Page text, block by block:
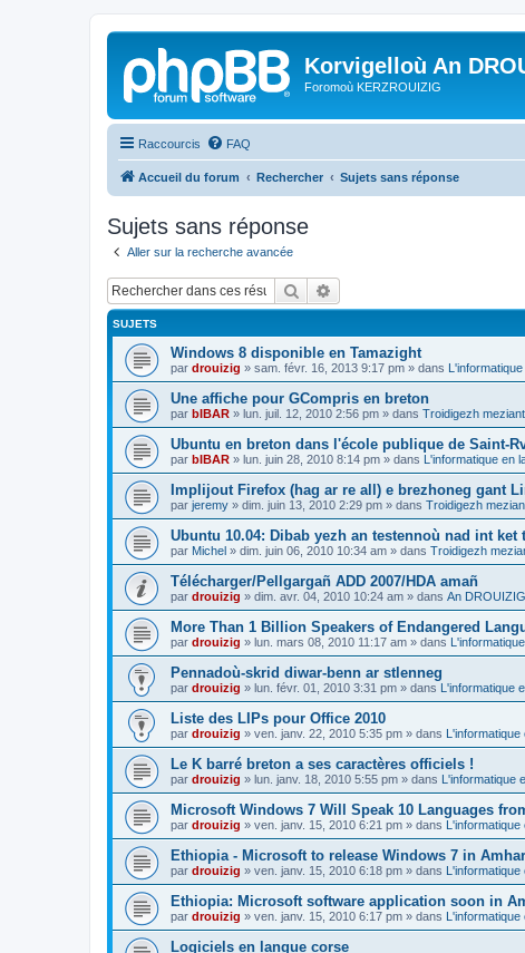
Korvigelloù An
Foromoù KERZROUIZIG
Raccourcis FAQ
Accueil du forum Rechercher Sujets sans réponse
Sujets sans réponse
Aller sur la recherche avancée
Rechercher
SUJETS
Windows 8 disponible en Tamazight
par drouizig » sam. févr. 16, 2013 9:17 pm » dans
Une affiche pour GCompris en breton
par bIBAR » lun. juil. 12, 2010 2:56 pm » dans Troidigezh
Ubuntu en breton dans l'école publique de Saint-
par bIBAR » lun. juin 28, 2010 8:14 pm » dans L'informatique en
Implijout Firefox (hag ar re all) e brezhoneg gant
par jeremy » dim. juin 13, 2010 2:29 pm » dans Troidigezh
Ubuntu 10.04: Dibab yezh an testennoù nad int ket
par Michel » dim. juin 06, 2010 10:34 am » dans Troidigezh
Télécharger/Pellgargañ ADD 2007/HDA amañ
par drouizig » dim. avr. 04, 2010 10:24 am » dans An
More Than 1 Billion Speakers of Endangered
par drouizig » lun. mars 08, 2010 11:17 am » dans
Pennadoù-skrid diwar-benn ar stlenneg
par drouizig » lun. févr. 01, 2010 3:31 pm » dans L'informatique
Liste des LIPs pour Office 2010
par drouizig » ven. janv. 22, 2010 5:35 pm » dans
Le K barré breton a ses caractères officiels !
par drouizig » lun. janv. 18, 2010 5:55 pm » dans L'informatique
Microsoft Windows 7 Will Speak 10 Languages
par drouizig » ven. janv. 15, 2010 6:21 pm » dans
Ethiopia - Microsoft to release Windows 7 in
par drouizig » ven. janv. 15, 2010 6:18 pm » dans
Ethiopia: Microsoft software application soon in
par drouizig » ven. janv. 15, 2010 6:17 pm » dans
Logiciels en langue corse